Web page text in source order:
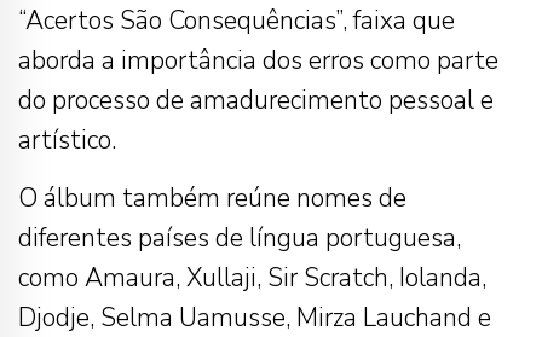
“Acertos São Consequências”, faixa que
aborda a importância dos erros como parte
do processo de amadurecimento pessoal e
artístico.
O álbum também reúne nomes de
diferentes países de língua portuguesa,
como Amaura, Xullaji, Sir Scratch, Iolanda,
Djodje, Selma Uamusse, Mirza Lauchand e